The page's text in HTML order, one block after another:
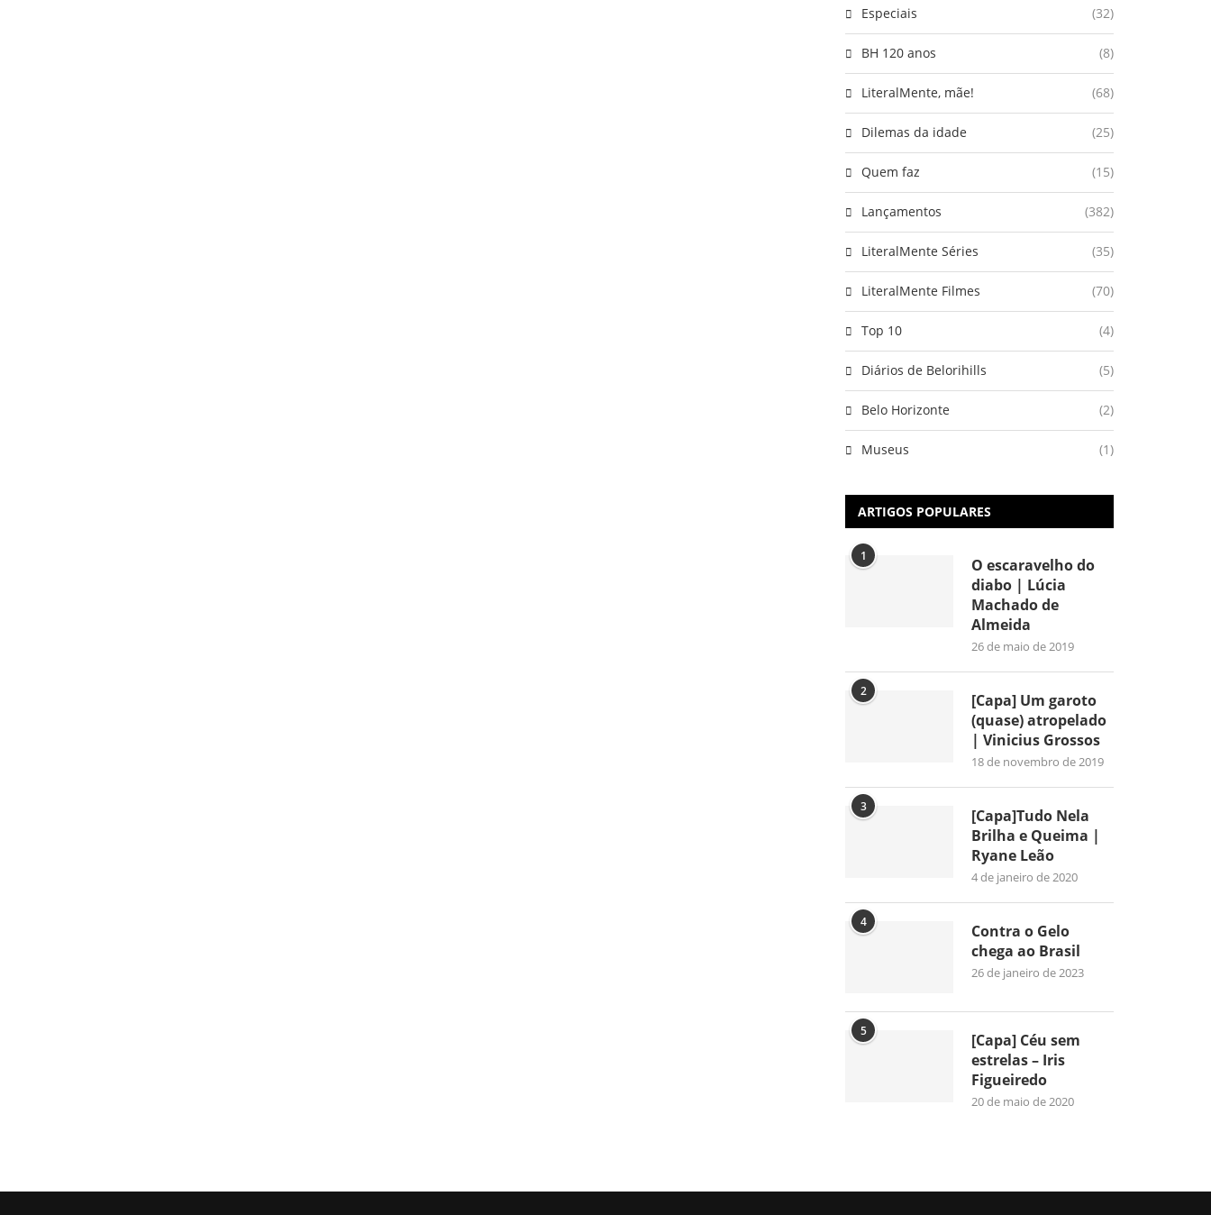
Especiais (32)
BH 120 anos (8)
LiteralMente, mãe! (68)
Dilemas da idade (25)
Quem faz (15)
Lançamentos (382)
LiteralMente Séries (35)
LiteralMente Filmes (70)
Top 10 (4)
Diários de Belorihills (5)
Belo Horizonte (2)
Museus (1)
ARTIGOS POPULARES
1
O escaravelho do
diabo | Lúcia
Machado de
Almeida
26 de maio de 2019
2
[Capa] Um garoto
(quase) atropelado
| Vinicius Grossos
18 de novembro de 2019
3
[Capa]Tudo Nela
Brilha e Queima |
Ryane Leão
4 de janeiro de 2020
4
Contra o Gelo
chega ao Brasil
26 de janeiro de 2023
5
[Capa] Céu sem
estrelas – Iris
Figueiredo
20 de maio de 2020